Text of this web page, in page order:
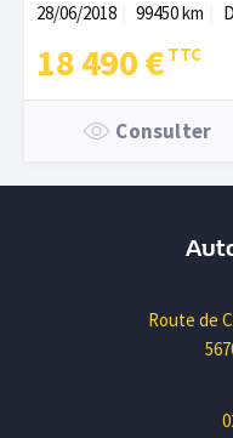
28/06/2018
99450 km
18 490 €
Consulter
Route de